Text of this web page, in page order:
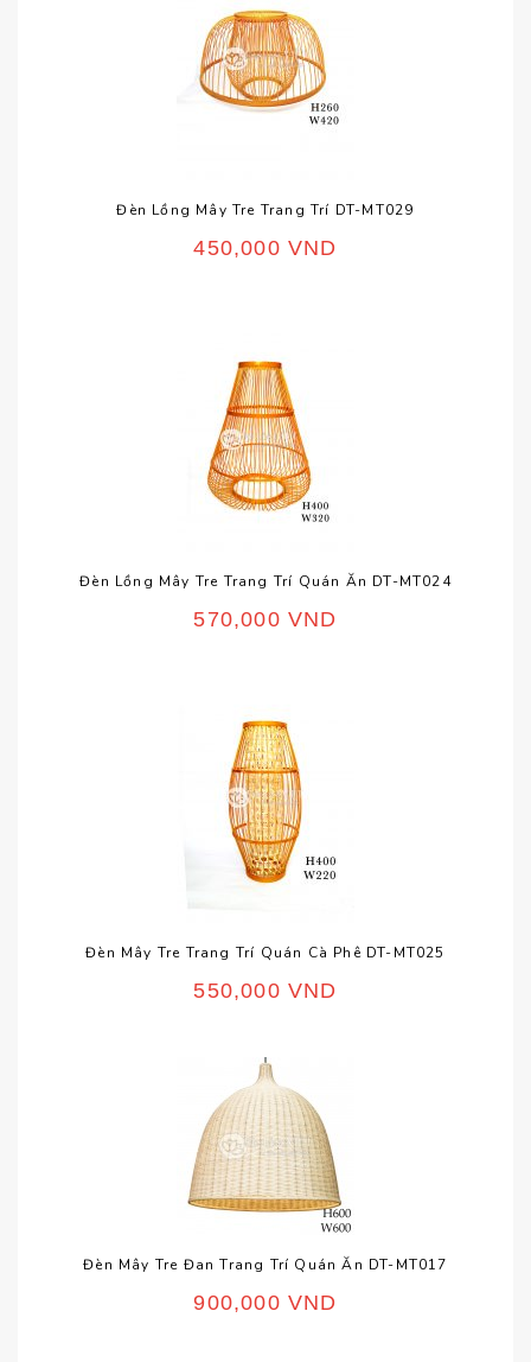
Đèn Lồng Mây Tre Trang Trí DT-MT029
450,000 VND
Đèn Lồng Mây Tre Trang Trí Quán Ăn DT-MT024
570,000 VND
Đèn Mây Tre Trang Trí Quán Cà Phê DT-MT025
550,000 VND
Đèn Mây Tre Đan Trang Trí Quán Ăn DT-MT017
900,000 VND